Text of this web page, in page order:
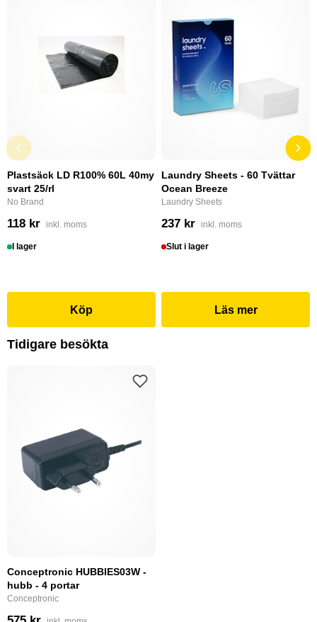
Plastsäck LD R100% 60L 40my
svart 25/rl
No Brand
118 kr inkl. moms
I lager
Köp
Laundry Sheets - 60 Tvättar
Ocean Breeze
Laundry Sheets
237 kr inkl. moms
Slut i lager
Läs mer
Tidigare besökta
Conceptronic HUBBIES03W -
hubb - 4 portar
Conceptronic